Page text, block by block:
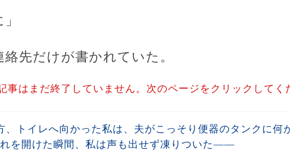
先だけが書かれていた。
事はまだ終了していません。次のページをクリックしてく
、トイレへ向かった私は、夫がこっそり便器のタンクに何
を開けた瞬間、私は声も出せず凍りついた――